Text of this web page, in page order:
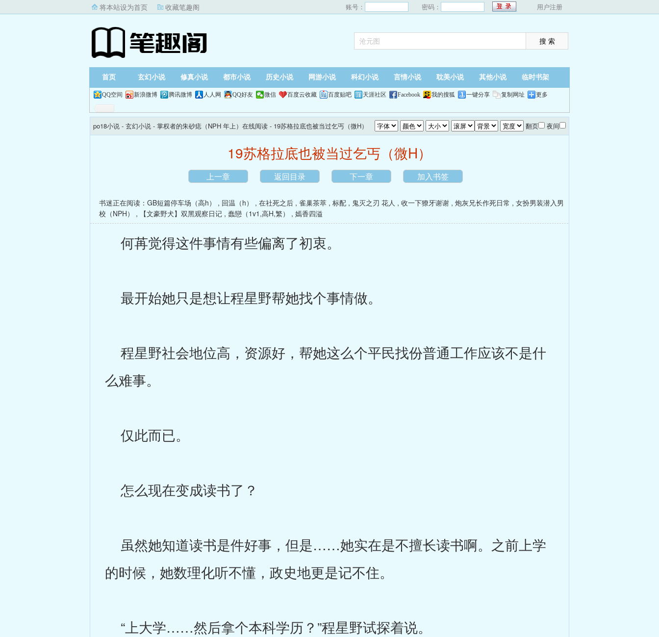
将本站设为首页 收藏笔趣阁 账号： 密码： 用户注册
首页 玄幻小说 修真小说 都市小说 历史小说 网游小说 科幻小说 言情小说 耽美小说 其他小说 临时书架
QQ空间 新浪微博 腾讯微博 人人网 QQ好友 微信 百度云收藏 百度贴吧 天涯社区 Facebook 我的搜狐 一键分享 复制网址 更多
po18小说 - 玄幻小说 - 掌权者的朱砂痣（NPH 年上）在线阅读 - 19苏格拉底也被当过乞丐（微H） 翻页 夜间
19苏格拉底也被当过乞丐（微H）
上一章 返回目录 下一章 加入书签
书迷正在阅读： GB短篇停车场（高h） , 回温（h） , 在社死之后 , 雀巢茶萃 , 标配 , 鬼灭之刃 花人 , 收一下獠牙谢谢 , 炮灰兄长作死日常 , 女扮男装潜入男
校（NPH）
, 【文豪野犬】双黑观察日记 , 蠢戀（1v1,高H,繁） , 嫣香四溢
何苒觉得这件事情有些偏离了初衷。
最开始她只是想让程星野帮她找个事情做。
程星野社会地位高，资源好，帮她这么个平民找份普通工作应该不是什
么难事。
仅此而已。
怎么现在变成读书了？
虽然她知道读书是件好事，但是……她实在是不擅长读书啊。之前上学
的时候，她数理化听不懂，政史地更是记不住。
“上大学……然后拿个本科学历？”程星野试探着说。